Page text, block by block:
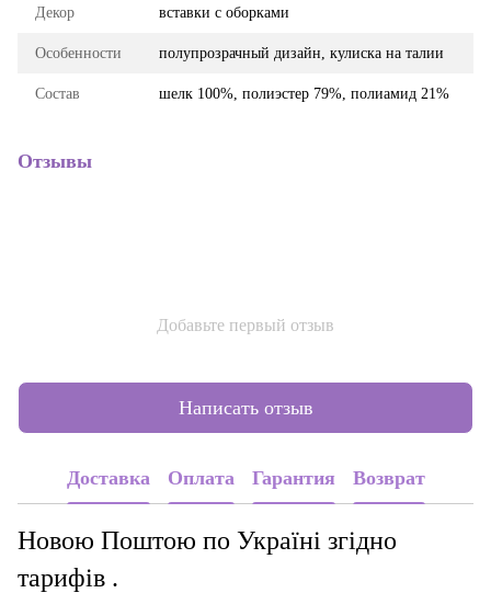
Декор вставки с оборками
Особенности полупрозрачный дизайн, кулиска на талии
Состав шелк 100%, полиэстер 79%, полиамид 21%
Отзывы
Добавьте первый отзыв
Написать отзыв
Доставка Оплата Гарантия Возврат
Новою Поштою по Україні згідно
тарифів .